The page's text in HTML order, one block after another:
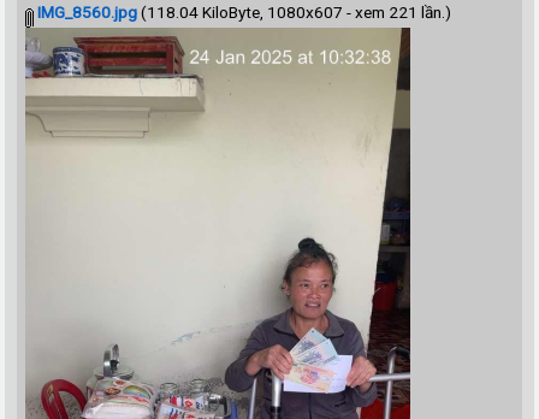
IMG_8560.jpg(118.04 KiloByte, 1080x607 - xem 221 lần.)